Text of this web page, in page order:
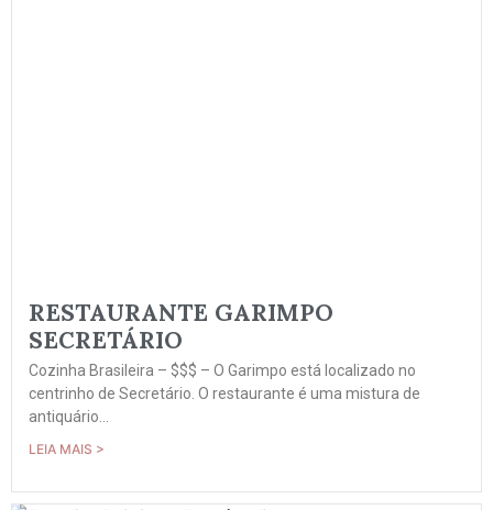
RESTAURANTE GARIMPO
SECRETÁRIO
Cozinha Brasileira – $$$ – O Garimpo está localizado no
centrinho de Secretário. O restaurante é uma mistura de
antiquário...
LEIA MAIS >